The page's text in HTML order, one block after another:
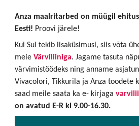
Anza maalritarbed on müügil
Eesti! Proovi järele!
Kui Sul tekib lisaküsimusi, siis võta
meie Värviliiniga. Jagame tasuta
värvimistöödeks ning anname
Vivacolori, Tikkurila ja Anza toodete
saad meile saata ka e- kirjaga
on avatud E-R kl 9.00-16.30.